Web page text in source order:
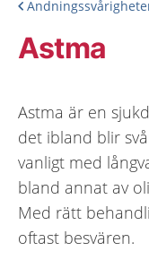
Astma
Astma är en
det ibland blir
vanligt med
bland annat av
Med rätt
oftast besvären.